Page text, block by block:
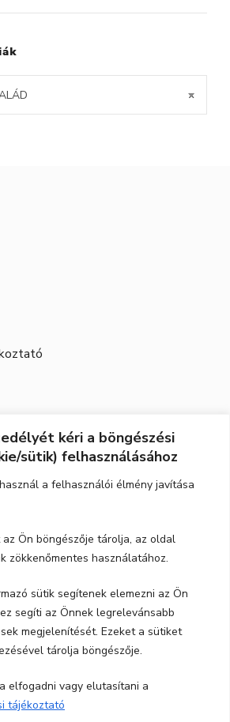
kéri a böngészési
sütik) felhasználásához
a felhasználói élmény javítása
Ön böngészője tárolja, az oldal
zökkenőmentes használatához.
sütik segítenek elemezni az Ön
segíti az Önnek legrelevánsabb
megjelenítését. Ezeket a sütiket
tárolja böngészője.
elfogadni vagy elutasítani a
tájékoztató
×
Szeles utca 71.
6771